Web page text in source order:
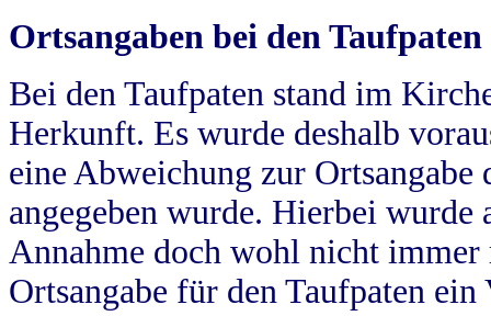
Ortsangaben bei den Taufpaten
Bei den Taufpaten stand im
Herkunft. Es wurde deshalb
eine Abweichung zur
angegeben wurde. Hierbei wurde
Annahme doch wohl nicht
Ortsangabe für den Taufpaten